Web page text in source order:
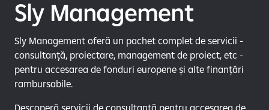
Sly Management
Sly Management oferă un pachet complet de servicii -
consultanță, proiectare, management de proiect, etc -
pentru accesarea de fonduri europene și alte finanțări
rambursabile.
Descoperă servicii de consultanță pentru accesarea de